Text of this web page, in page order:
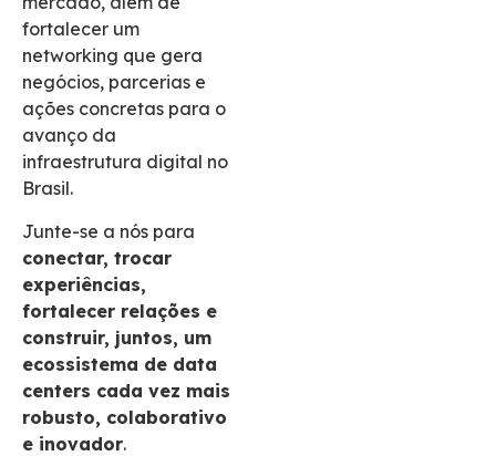
fortalecer um
networking que gera
negócios, parcerias e
ações concretas para o
avanço da
infraestrutura digital no
Brasil.
Junte-se a nós para
conectar, trocar
experiências,
fortalecer relações e
construir, juntos, um
ecossistema de data
centers cada vez mais
robusto, colaborativo
e inovador.